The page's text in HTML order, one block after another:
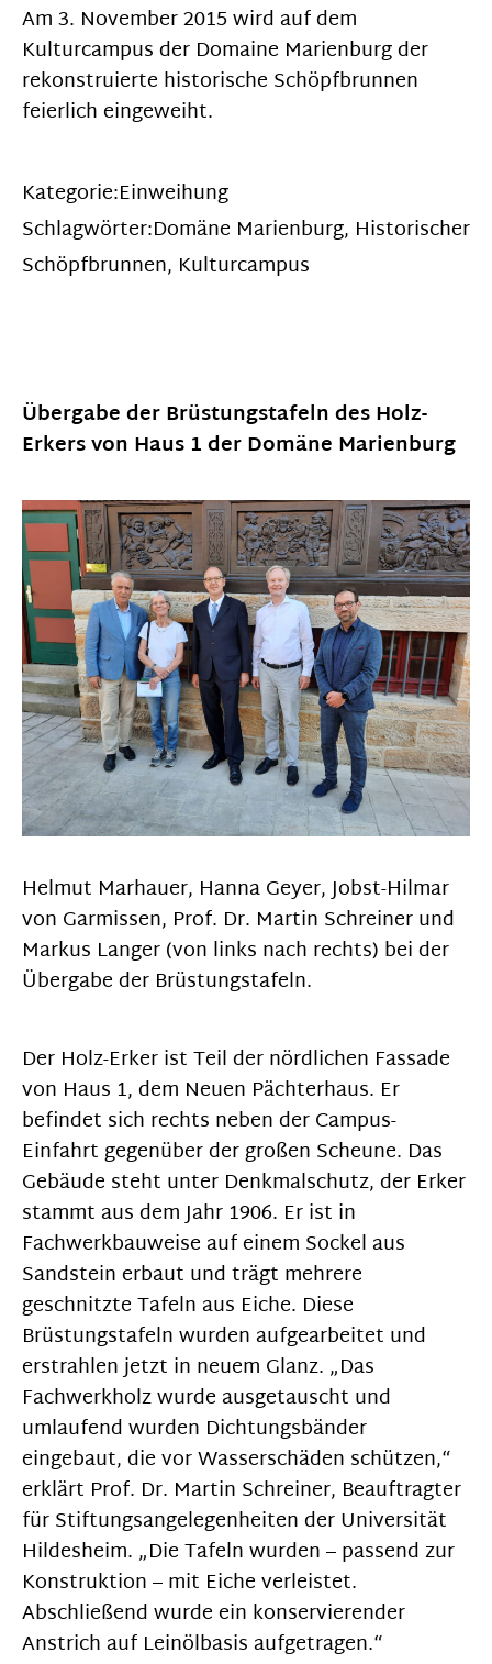
Am 3. November 2015 wird auf dem
Kulturcampus der Domaine Marienburg der
rekonstruierte historische Schöpfbrunnen
feierlich eingeweiht.
Kategorie:Einweihung
Schlagwörter:Domäne Marienburg, Historischer
Schöpfbrunnen, Kulturcampus
Übergabe der Brüstungstafeln des Holz-
Erkers von Haus 1 der Domäne Marienburg
Helmut Marhauer, Hanna Geyer, Jobst-Hilmar
von Garmissen, Prof. Dr. Martin Schreiner und
Markus Langer (von links nach rechts) bei der
Übergabe der Brüstungstafeln.
Der Holz-Erker ist Teil der nördlichen Fassade
von Haus 1, dem Neuen Pächterhaus. Er
befindet sich rechts neben der Campus-
Einfahrt gegenüber der großen Scheune. Das
Gebäude steht unter Denkmalschutz, der Erker
stammt aus dem Jahr 1906. Er ist in
Fachwerkbauweise auf einem Sockel aus
Sandstein erbaut und trägt mehrere
geschnitzte Tafeln aus Eiche. Diese
Brüstungstafeln wurden aufgearbeitet und
erstrahlen jetzt in neuem Glanz. „Das
Fachwerkholz wurde ausgetauscht und
umlaufend wurden Dichtungsbänder
eingebaut, die vor Wasserschäden schützen,“
erklärt Prof. Dr. Martin Schreiner, Beauftragter
für Stiftungsangelegenheiten der Universität
Hildesheim. „Die Tafeln wurden – passend zur
Konstruktion – mit Eiche verleistet.
Abschließend wurde ein konservierender
Anstrich auf Leinölbasis aufgetragen.“